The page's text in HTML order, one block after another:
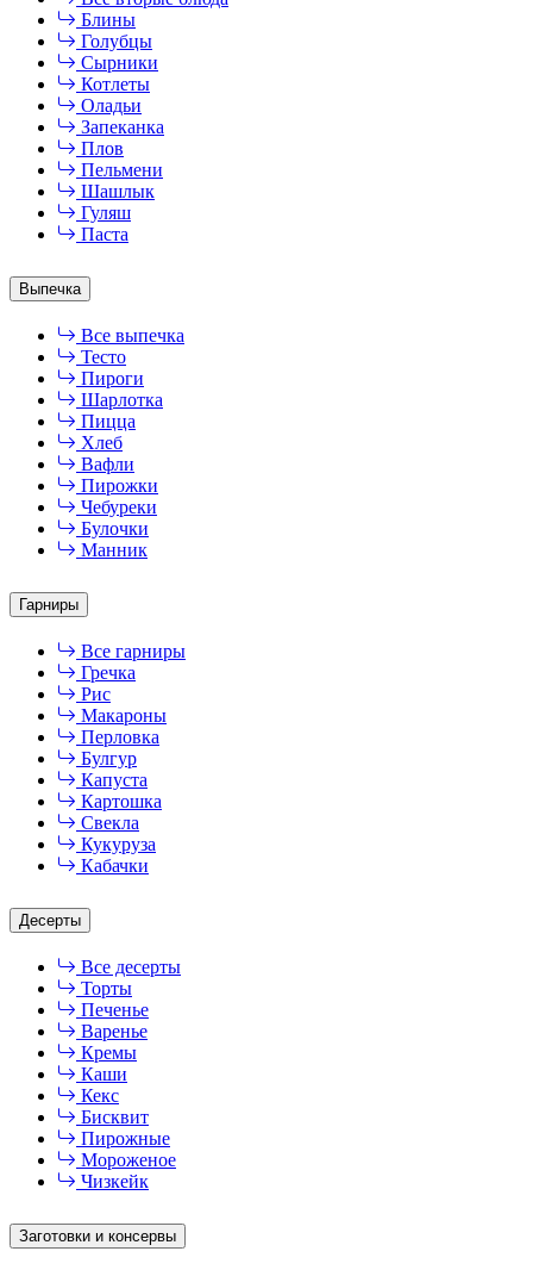
Блины
Голубцы
Сырники
Котлеты
Оладьи
Запеканка
Плов
Пельмени
Шашлык
Гуляш
Паста
Выпечка
Все выпечка
Тесто
Пироги
Шарлотка
Пицца
Хлеб
Вафли
Пирожки
Чебуреки
Булочки
Манник
Гарниры
Все гарниры
Гречка
Рис
Макароны
Перловка
Булгур
Капуста
Картошка
Свекла
Кукуруза
Кабачки
Десерты
Все десерты
Торты
Печенье
Варенье
Кремы
Каши
Кекс
Бисквит
Пирожные
Мороженое
Чизкейк
Заготовки и консервы